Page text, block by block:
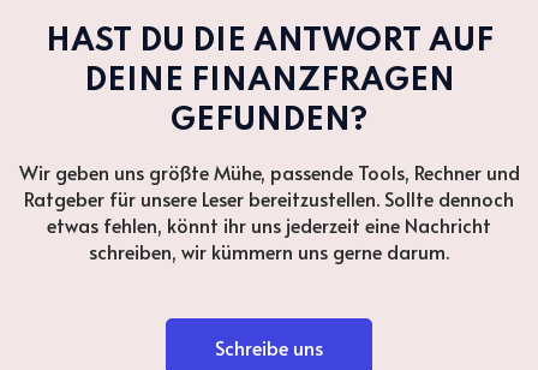
HAST DU DIE ANTWORT AUF
DEINE FINANZFRAGEN
GEFUNDEN?
Wir geben uns größte Mühe, passende Tools, Rechner und
Ratgeber für unsere Leser bereitzustellen. Sollte dennoch
etwas fehlen, könnt ihr uns jederzeit eine Nachricht
schreiben, wir kümmern uns gerne darum.
Schreibe uns